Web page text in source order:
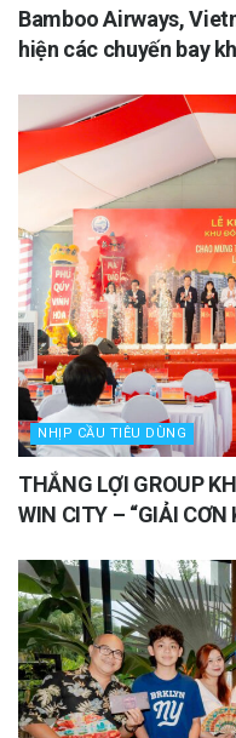
Bamboo Airways,
hiện các chuyến bay
NHỊP CẦU TIÊU DÙNG
THẮNG LỢI GROUP
WIN CITY – “GIẢI